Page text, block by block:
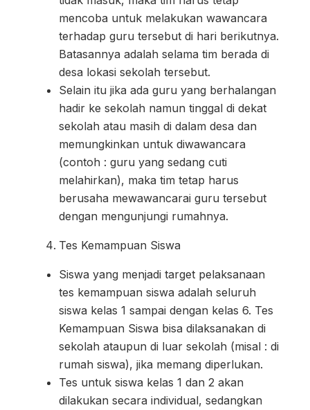
mencoba untuk melakukan wawancara
terhadap guru tersebut di hari berikutnya.
Batasannya adalah selama tim berada di
desa lokasi sekolah tersebut.
Selain itu jika ada guru yang berhalangan
hadir ke sekolah namun tinggal di dekat
sekolah atau masih di dalam desa dan
memungkinkan untuk diwawancara
(contoh : guru yang sedang cuti
melahirkan), maka tim tetap harus
berusaha mewawancarai guru tersebut
dengan mengunjungi rumahnya.
Tes Kemampuan Siswa
Siswa yang menjadi target pelaksanaan
tes kemampuan siswa adalah seluruh
siswa kelas 1 sampai dengan kelas 6. Tes
Kemampuan Siswa bisa dilaksanakan di
sekolah ataupun di luar sekolah (misal : di
rumah siswa), jika memang diperlukan.
Tes untuk siswa kelas 1 dan 2 akan
dilakukan secara individual, sedangkan